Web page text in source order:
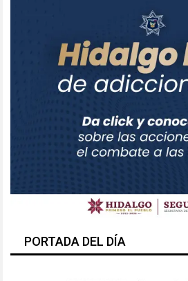
PORTADA DEL DÍA